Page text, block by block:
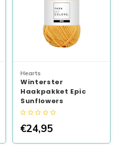
Hearts
Winterster
Haakpakket Epic
Sunflowers
€24,95